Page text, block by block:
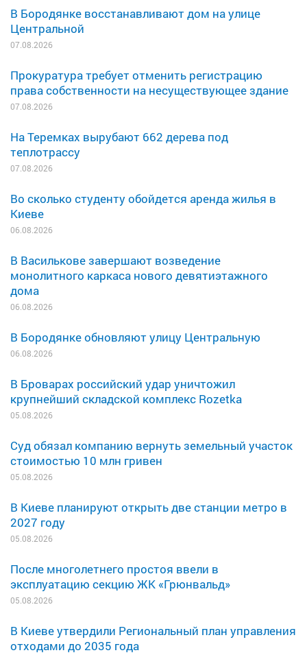
В Бородянке восстанавливают дом на улице
Центральной
07.08.2026
Прокуратура требует отменить регистрацию
права собственности на несуществующее здание
07.08.2026
На Теремках вырубают 662 дерева под
теплотрассу
07.08.2026
Во сколько студенту обойдется аренда жилья в
Киеве
06.08.2026
В Василькове завершают возведение
монолитного каркаса нового девятиэтажного
дома
06.08.2026
В Бородянке обновляют улицу Центральную
06.08.2026
В Броварах российский удар уничтожил
крупнейший складской комплекс Rozetka
05.08.2026
Суд обязал компанию вернуть земельный участок
стоимостью 10 млн гривен
05.08.2026
В Киеве планируют открыть две станции метро в
2027 году
05.08.2026
После многолетнего простоя ввели в
эксплуатацию секцию ЖК «Грюнвальд»
05.08.2026
В Киеве утвердили Региональный план управления
отходами до 2035 года